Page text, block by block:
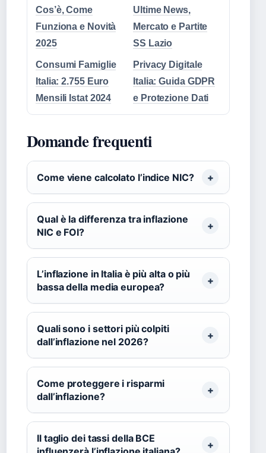
Cos’è, Come
Funziona e Novità
2025
Ultime News,
Mercato e Partite
SS Lazio
Consumi Famiglie
Italia: 2.755 Euro
Mensili Istat 2024
Privacy Digitale
Italia: Guida GDPR
e Protezione Dati
Domande frequenti
Come viene calcolato l’indice NIC?
Qual è la differenza tra inflazione
NIC e FOI?
L’inflazione in Italia è più alta o più
bassa della media europea?
Quali sono i settori più colpiti
dall’inflazione nel 2026?
Come proteggere i risparmi
dall’inflazione?
Il taglio dei tassi della BCE